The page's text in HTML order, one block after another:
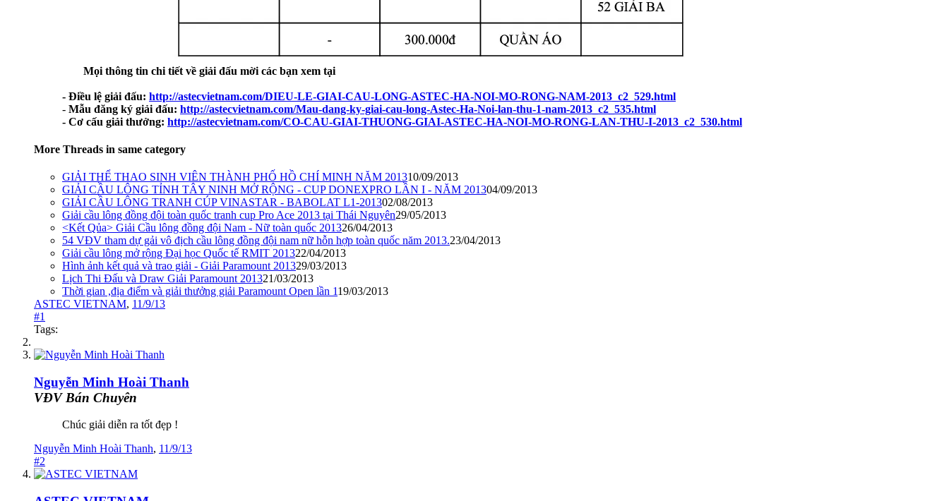
Mọi thông tin chi tiết về giải đấu mời các bạn xem tại
- Điều lệ giải đấu: http://astecvietnam.com/DIEU-LE-GIAI-CAU-LONG-ASTEC-HA-NOI-MO-RONG-NAM-2013_c2_529.html
- Mẫu đăng ký giải đấu: http://astecvietnam.com/Mau-dang-ky-giai-cau-long-Astec-Ha-Noi-lan-thu-1-nam-2013_c2_535.html
- Cơ cấu giải thưởng: http://astecvietnam.com/CO-CAU-GIAI-THUONG-GIAI-ASTEC-HA-NOI-MO-RONG-LAN-THU-I-2013_c2_530.html
More Threads in same category
GIẢI THỂ THAO SINH VIÊN THÀNH PHỐ HỒ CHÍ MINH NĂM 201310/09/2013
GIẢI CẦU LÔNG TỈNH TÂY NINH MỞ RỘNG - CUP DONEXPRO LẦN I - NĂM 201304/09/2013
GIẢI CẦU LÔNG TRANH CÚP VINASTAR - BABOLAT L1-201302/08/2013
Giải cầu lông đồng đội toàn quốc tranh cup Pro Ace 2013 tại Thái Nguyên29/05/2013
<Kết Qủa> Giải Cầu lông đồng đội Nam - Nữ toàn quốc 201326/04/2013
54 VĐV tham dự gải vô địch cầu lông đồng đội nam nữ hỗn hợp toàn quốc năm 2013.23/04/2013
Giải cầu lông mở rộng Đại học Quốc tế RMIT 201322/04/2013
Hình ảnh kết quả và trao giải - Giải Paramount 201329/03/2013
Lịch Thi Đấu và Draw Giải Paramount 201321/03/2013
Thời gian ,địa điểm và giải thưởng giải Paramount Open lần 119/03/2013
ASTEC VIETNAM, 11/9/13
#1
Tags:
Nguyễn Minh Hoài Thanh
VĐV Bán Chuyên
Chúc giải diễn ra tốt đẹp !
Nguyễn Minh Hoài Thanh, 11/9/13
#2